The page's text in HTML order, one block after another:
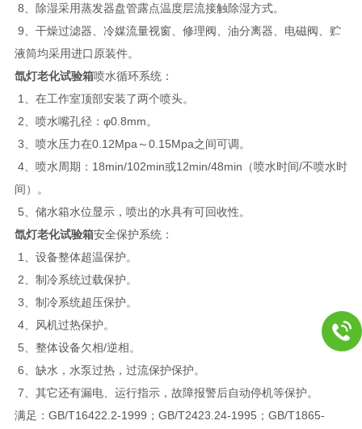
8、除湿采用蒸发器盘管露点温度层流接触除湿方式。
9、干燥过滤器、冷媒流量视窗、修理阀、油分离器、电磁阀、贮
液筒均采用进口原装件。
氙灯老化试验箱喷水循环系统：
1、在工作室顶部安装了两个喷头。
2、喷水嘴孔径：φ0.8mm。
3、喷水压力在0.12Mpa～0.15Mpa之间可调。
4、喷水周期：18min/102min或12min/48min（喷水时间/不喷水时
间）。
5、储水箱水位显示，喷出的水具有可回收性。
氙灯老化试验箱安全保护系统：
1、设备整体超温保护。
2、制冷系统过载保护。
3、制冷系统超压保护。
4、风机过热保护。
5、整体设备欠相/逆相。
6、缺水，水泵过热，过流保护保护。
7、其它还有漏电、运行指示，故障报警后自动停机等保护。
满足：GB/T16422.2-1999；GB/T2423.24-1995；GB/T1865-